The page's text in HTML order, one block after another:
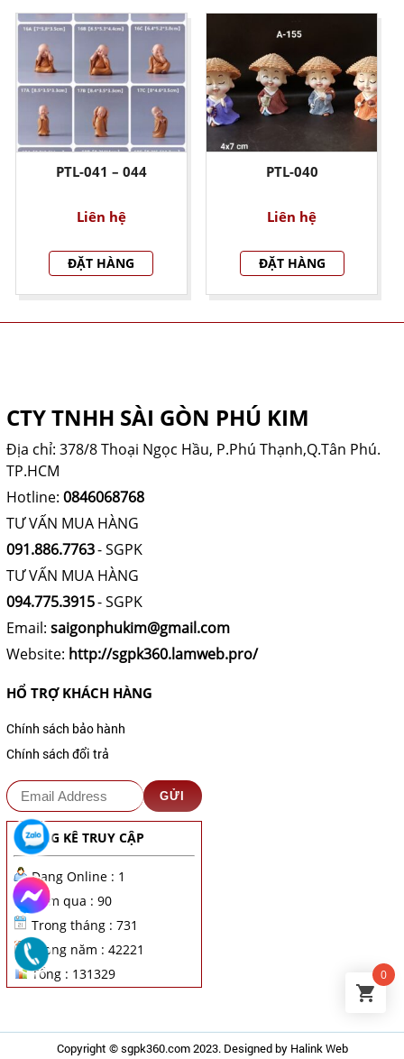
PTL-041 – 044
Liên hệ
ĐẶT HÀNG
PTL-040
Liên hệ
ĐẶT HÀNG
CTY TNHH SÀI GÒN PHÚ KIM
Địa chỉ: 378/8 Thoại Ngọc Hầu, P.Phú Thạnh,Q.Tân Phú.
TP.HCM
Hotline: 0846068768
TƯ VẤN MUA HÀNG
091.886.7763- SGPK
TƯ VẤN MUA HÀNG
094.775.3915- SGPK
Email: saigonphukim@gmail.com
Website: http://sgpk360.lamweb.pro/
HỔ TRỢ KHÁCH HÀNG
Chính sách bảo hành
Chính sách đổi trả
THỐNG KÊ TRUY CẬP
Đang Online : 1
Hôm qua : 90
Trong tháng : 731
Trong năm : 42221
Tổng : 131329
Copyright ©sgpk360.com2023. Designed by Halink Web
0